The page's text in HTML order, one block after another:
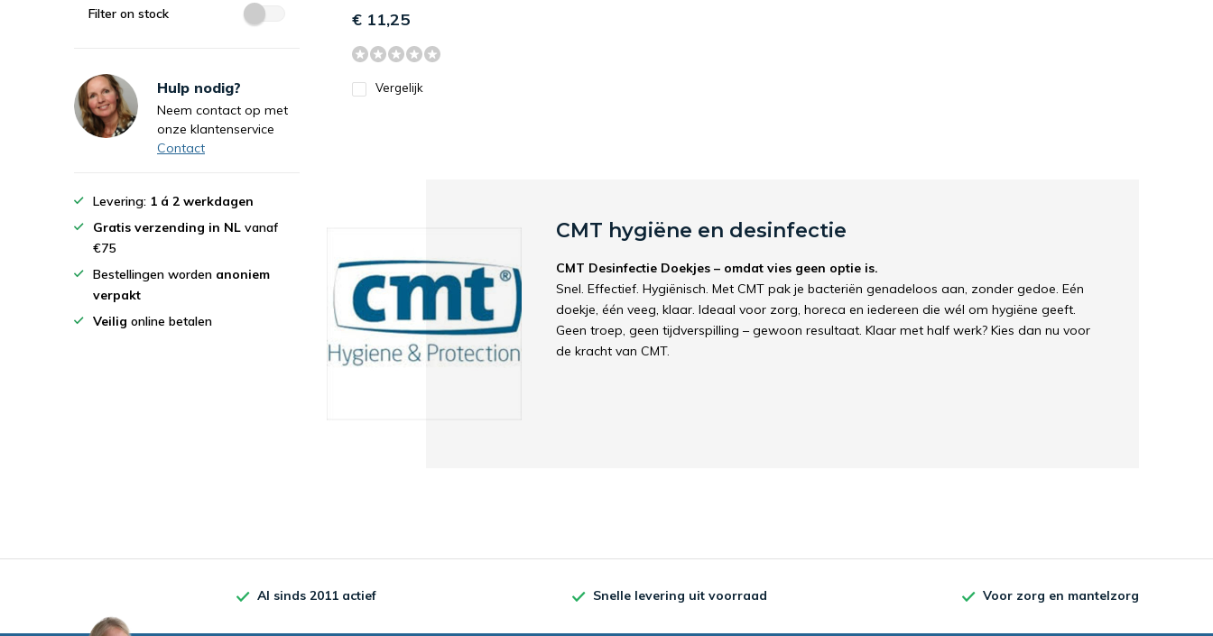
€ 11,25
Vergelijk
CMT hygiëne en desinfectie
CMT Desinfectie Doekjes – omdat vies geen optie is.
Snel. Effectief. Hygiënisch. Met CMT pak je bacteriën genadeloos aan, zonder gedoe. Eén
doekje, één veeg, klaar. Ideaal voor zorg, horeca en iedereen die wél om hygiëne geeft.
Geen troep, geen tijdverspilling – gewoon resultaat. Klaar met half werk? Kies dan nu voor
de kracht van CMT.
Filter on stock
Hulp nodig?
Neem contact op met
onze klantenservice
Contact
Levering: 1 á 2 werkdagen
Gratis verzending in NL vanaf
€75
Bestellingen worden anoniem
verpakt
Veilig online betalen
Al sinds 2011 actief Snelle levering uit voorraad Voor zorg en mantelzorg